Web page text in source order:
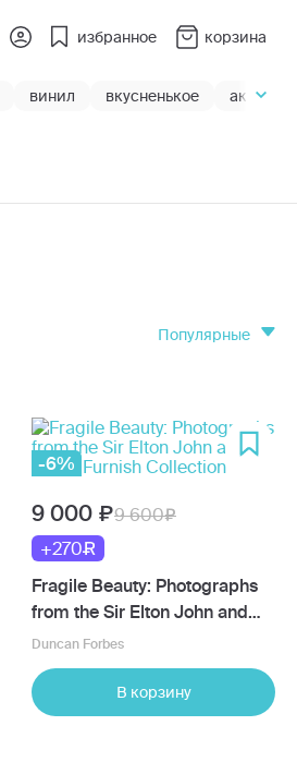
избранное корзина
винил вкусненькое акции
популярные
-6%
9 000
9 600
+270
Fragile Beauty: Photographs
from the Sir Elton John and
David Furnish Collection
Duncan Forbes
В корзину